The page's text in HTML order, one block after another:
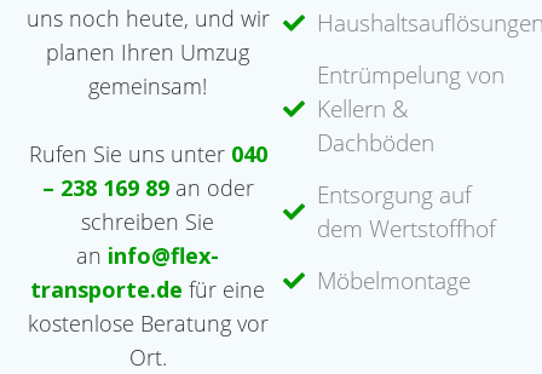
uns noch heute, und wir
planen Ihren Umzug
gemeinsam!
Rufen Sie uns unter 040
– 238 169 89an oder
schreiben Sie
an info@flex-
transporte.de für eine
kostenlose Beratung vor
Ort.
Entrümpelung von
Kellern &
Dachböden
Entsorgung auf
dem Wertstoffhof
Möbelmontage